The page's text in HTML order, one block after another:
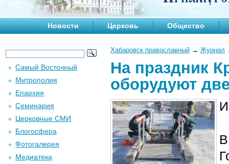
Новости Церковь Общество
Хабаровск православный → Журнал
На праздник
оборудуют
Самый Восточный
Митрополия
Епархия
Семинария
Церковные СМИ
Блогосфера
Фотогалерея
Медиатека